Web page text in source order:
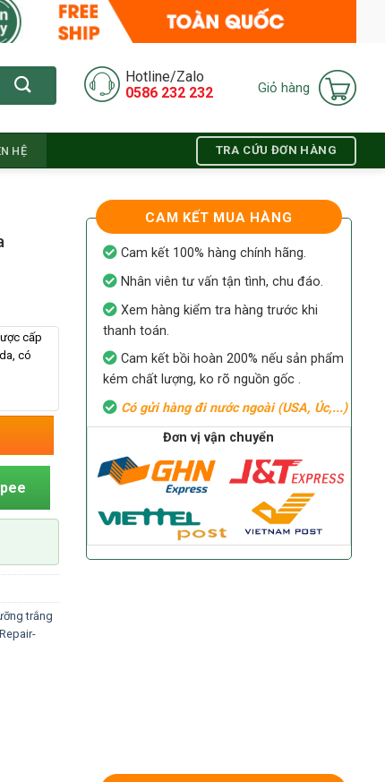
Hotline/Zalo
0586 232 232
Giỏ hàng
HỆ TRA CỨU ĐƠN HÀNG
cấp
có
5ml (Repair-Anti-Aging-Solution) số lượng
trắng
Repair-
CAM KẾT MUA HÀNG
Cam kết 100% hàng chính hãng.
Nhân viên tư vấn tận tình, chu đáo.
Xem hàng kiểm tra hàng trước khi
thanh toán.
Cam kết bồi hoàn 200% nếu sản phẩm
kém chất lượng, ko rõ nguồn gốc .
Có gửi hàng đi nước ngoài (USA, Úc,...)
Đơn vị vận chuyển